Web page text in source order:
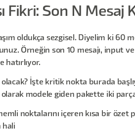
Fikri: Son N Mesaj
oldukça sezgisel. Diyelim ki 60
Örneğin son 10 mesajı, input
hatırlıyor.
İşte kritik nokta burada
olarak modele giden pakette iki
noktalarını içeren kısa bir özet
hali